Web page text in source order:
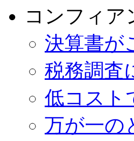
コンフィア
決算書が
税務調査
低コスト
万が一の